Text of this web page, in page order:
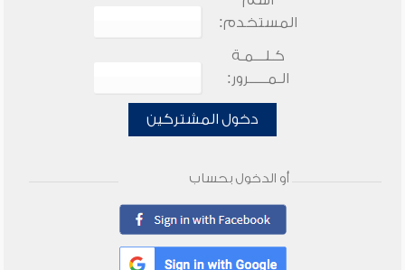
المستخدم:
كـلـــمـة
الـمـــــرور:
دخول المشتركين
أو الدخول بحساب